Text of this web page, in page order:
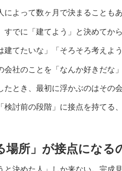
よって数ヶ月で決まることも
でに「建てよう」と決めてか
てたいな」「そろそろ考えよ
社のことを「なんか好きだな
とき、最初に浮かぶのはその会
討前の段階」に接点を持てる
場所」が接点になる